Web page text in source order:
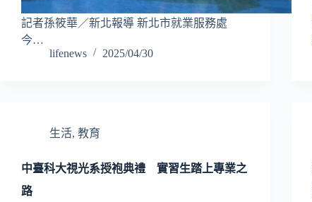
記者孫筱華／新北報導 新北市就業服務處
今…
lifenews
2025/04/30
生活, 教育
中臺科大視光系授袍典禮 實習生踏上專業之
路